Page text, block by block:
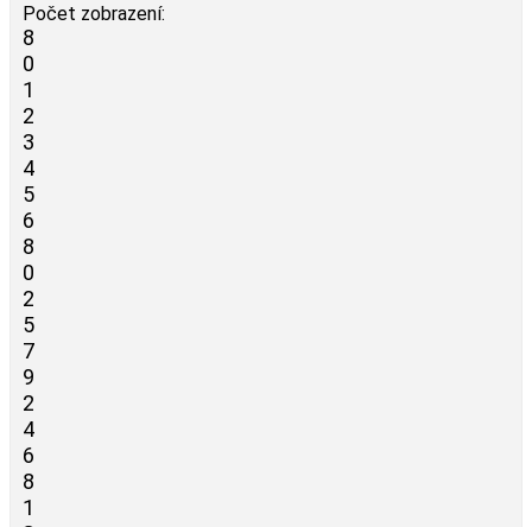
Počet zobrazení:
8
0
1
2
3
4
5
6
8
0
2
5
7
9
2
4
6
8
1